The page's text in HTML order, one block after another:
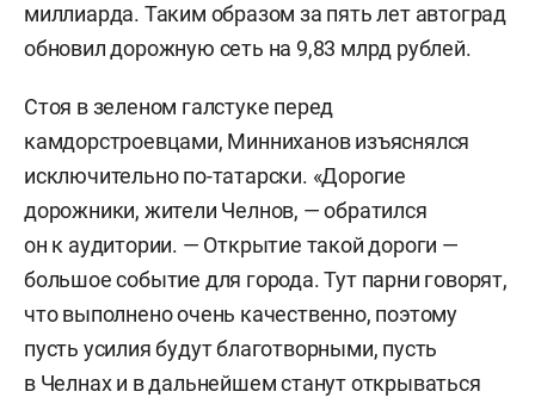
миллиарда. Таким образом за пять лет автоград
обновил дорожную сеть на 9,83 млрд рублей.
Стоя в зеленом галстуке перед
камдорстроевцами, Минниханов изъяснялся
исключительно по-татарски. «Дорогие
дорожники, жители Челнов, — обратился
он к аудитории. — Открытие такой дороги —
большое событие для города. Тут парни говорят,
что выполнено очень качественно, поэтому
пусть усилия будут благотворными, пусть
в Челнах и в дальнейшем станут открываться